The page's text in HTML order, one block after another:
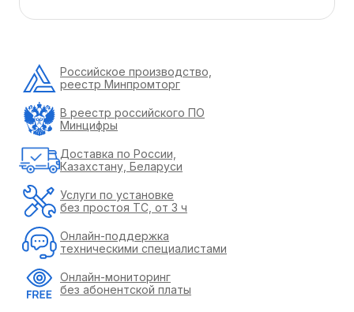
Российское производство,
реестр Минпромторг
В реестр российского ПО
Минцифры
Доставка по России,
Казахстану, Беларуси
Услуги по установке
без простоя ТС, от 3 ч
Онлайн-поддержка
техническими специалистами
Онлайн-мониторинг
без абонентской платы